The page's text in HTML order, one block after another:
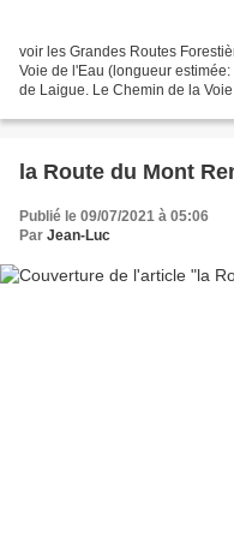
voir les Grandes Routes
Voie de l'Eau (longueur
de Laigue. Le Chemin de la
la Route du Mont
Publié le 09/07/2021 à 05:06
Par Jean-Luc